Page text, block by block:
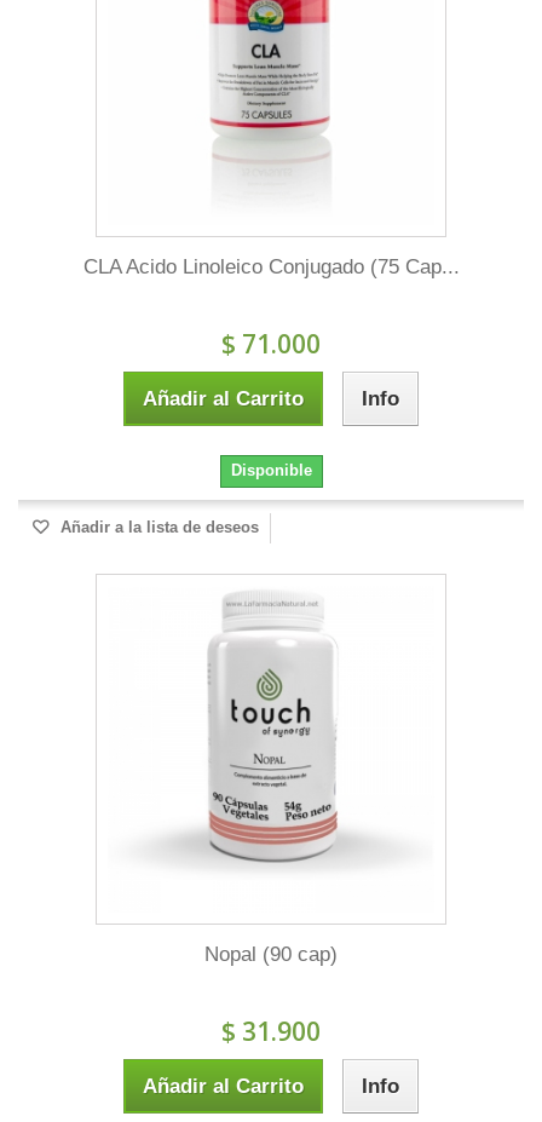
CLA Acido Linoleico Conjugado (75 Cap...
$ 71.000
Añadir al Carrito Info
Disponible
Añadir a la lista de deseos
Nopal (90 cap)
$ 31.900
Añadir al Carrito Info